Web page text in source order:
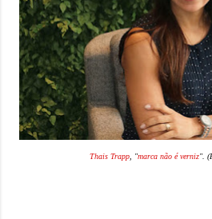
Thais Trapp, "marca não é verniz".